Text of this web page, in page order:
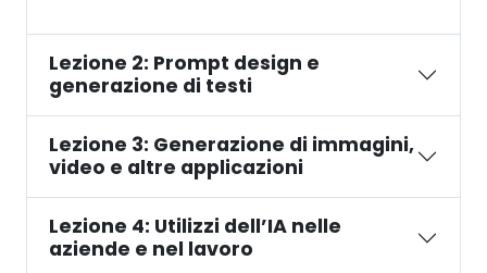
Lezione 2: Prompt design e
generazione di testi
Lezione 3: Generazione di immagini,
video e altre applicazioni
Lezione 4: Utilizzi dell’IA nelle
aziende e nel lavoro